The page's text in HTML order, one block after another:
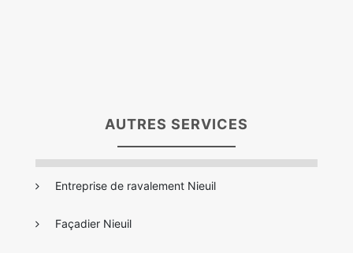
AUTRES SERVICES
Entreprise de ravalement Nieuil
Façadier Nieuil